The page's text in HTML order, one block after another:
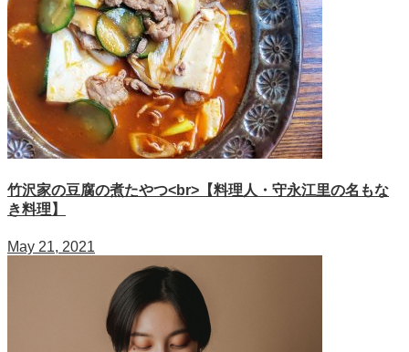
竹沢家の豆腐の煮たやつ<br>【料理人・守永江里の名もな
き料理】
May 21, 2021